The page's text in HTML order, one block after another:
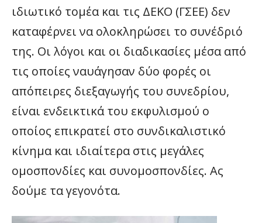
ιδιωτικό τομέα και τις ΔΕΚΟ (ΓΣΕΕ) δεν
καταφέρνει να ολοκληρώσει το συνέδριό
της. Οι λόγοι και οι διαδικασίες μέσα από
τις οποίες ναυάγησαν δύο φορές οι
απόπειρες διεξαγωγής του συνεδρίου,
είναι ενδεικτικά του εκφυλισμού ο
οποίος επικρατεί στο συνδικαλιστικό
κίνημα και ιδιαίτερα στις μεγάλες
ομοσπονδίες και συνομοσπονδίες. Ας
δούμε τα γεγονότα.